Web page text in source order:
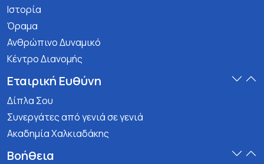
Ιστορία
Όραμα
Ανθρώπινο Δυναμικό
Κέντρο Διανομής
Εταιρική Ευθύνη
Δίπλα Σου
Συνεργάτες από γενιά σε γενιά
Ακαδημία Χαλκιαδάκης
Βοήθεια